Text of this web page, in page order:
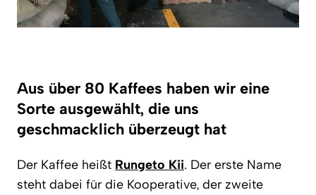
Aus über 80 Kaffees haben wir eine
Sorte ausgewählt, die uns
geschmacklich überzeugt hat
Der Kaffee heißt Rungeto Kii. Der erste Name
steht dabei für die Kooperative, der zweite